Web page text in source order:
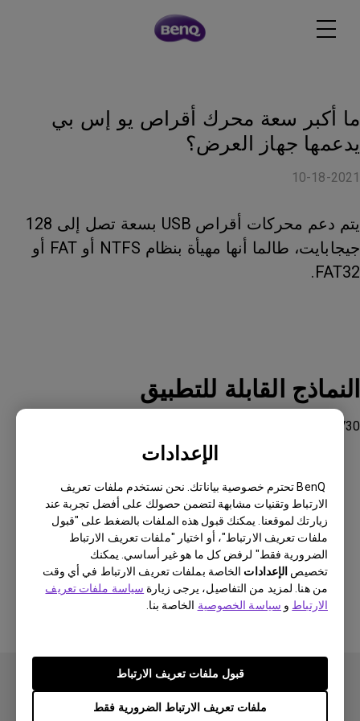
الإعدادات
BenQ تحترم خصوصية بياناتك. نحن نستخدم ملفات تعريف
الارتباط وتقنيات مشابهة لتضمن حصولك على أفضل تجربة عند
زيارتك لموقعنا. يمكنك قبول هذه الملفات بالضغط على "قبول
ملفات تعريف الارتباط"، أو اختيار "ملفات تعريف الارتباط
الضرورية فقط" لرفض كل ما هو غير أساسي. يمكنك
تخصيص الإعدادات الخاصة بملفات تعريف الارتباط في أي وقت
من هنا. لمزيد من التفاصيل، يرجى زيارة سياسة ملفات تعريف
الارتباط و سياسة الخصوصية الخاصة بنا.
ملفات تعريف الارتباط الضرورية فقط
قبول ملفات تعريف الارتباط
ما أكبر سعة محرك أقراص يو إس بي
يدعمها جهاز العرض؟
10-18-2021
يتم دعم محركات أقراص USB بسعة تصل إلى 128
جيجابايت، طالما أنها مهيأة بنظام NTFS أو FAT أو
FAT32.
النماذج القابلة للتطبيق
GS50, GV30
هل كانت هذه المعلومات مفيدة؟
نعم لا